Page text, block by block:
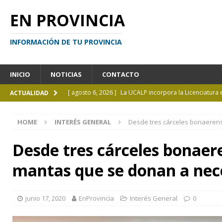
EN PROVINCIA
INFORMACIÓN DE TU PROVINCIA
INICIO NOTICIAS CONTACTO
ACTUALIDAD [ agosto 6, 2026 ] La UCALP incorpora la
CURIOSIDADES
[ agosto 5, 2026 ]
Kicillof inauguró un nuevo SUM en
[ agosto 6, 2026 ] Calendario de eventos turísticos en
HOME INTERÉS GENERAL Desde tres cárceles
Desde tres cárceles
mantas que se donan a
junio 17, 2020 EnProvincia Interés General 0